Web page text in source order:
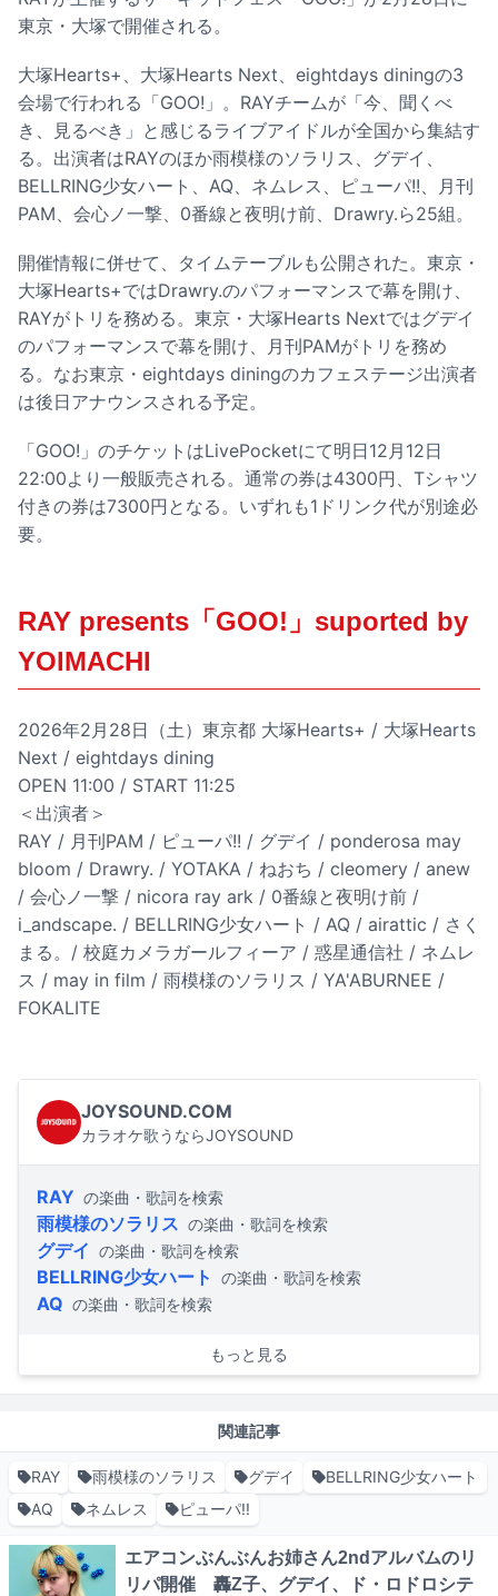
東京・大塚で開催される。
大塚Hearts+、大塚Hearts Next、eightdays diningの3
会場で行われる「GOO!」。RAYチームが「今、聞くべ
き、見るべき」と感じるライブアイドルが全国から集結す
る。出演者はRAYのほか雨模様のソラリス、グデイ、
BELLRING少女ハート、AQ、ネムレス、ピューパ!!、月刊
PAM、会心ノ一撃、0番線と夜明け前、Drawry.ら25組。
開催情報に併せて、タイムテーブルも公開された。東京・
大塚Hearts+ではDrawry.のパフォーマンスで幕を開け、
RAYがトリを務める。東京・大塚Hearts Nextではグデイ
のパフォーマンスで幕を開け、月刊PAMがトリを務め
る。なお東京・eightdays diningのカフェステージ出演者
は後日アナウンスされる予定。
「GOO!」のチケットはLivePocketにて明日12月12日
22:00より一般販売される。通常の券は4300円、Tシャツ
付きの券は7300円となる。いずれも1ドリンク代が別途必
要。
RAY presents「GOO!」suported by
YOIMACHI
2026年2月28日（土）東京都 大塚Hearts+ / 大塚Hearts
Next / eightdays dining
OPEN 11:00 / START 11:25
＜出演者＞
RAY / 月刊PAM / ピューパ!! / グデイ / ponderosa may
bloom / Drawry. / YOTAKA / ねおち / cleomery / anew
/ 会心ノ一撃 / nicora ray ark / 0番線と夜明け前 /
i_andscape. / BELLRING少女ハート / AQ / airattic / さく
まる。/ 校庭カメラガールフィーア / 惑星通信社 / ネムレ
ス / may in film / 雨模様のソラリス / YA'ABURNEE /
FOKALITE
JOYSOUND.COM
カラオケ歌うならJOYSOUND
RAY の楽曲・歌詞を検索
雨模様のソラリス の楽曲・歌詞を検索
グデイ の楽曲・歌詞を検索
BELLRING少女ハート の楽曲・歌詞を検索
AQ の楽曲・歌詞を検索
もっと見る
関連記事
RAY 雨模様のソラリス グデイ
BELLRING少女ハート
AQ
ネムレス ピューパ!!
エアコンぶんぶんお姉さん2ndアルバムのリ
リパ開催 轟Z子、グデイ、ド・ロドロシテ